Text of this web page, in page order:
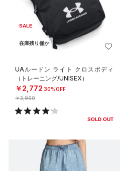
SALE
在庫残り僅か
UAルードン ライト クロスボディ
（トレーニング/UNISEX）
￥2,772 30%OFF
￥3,960
SOLD OUT